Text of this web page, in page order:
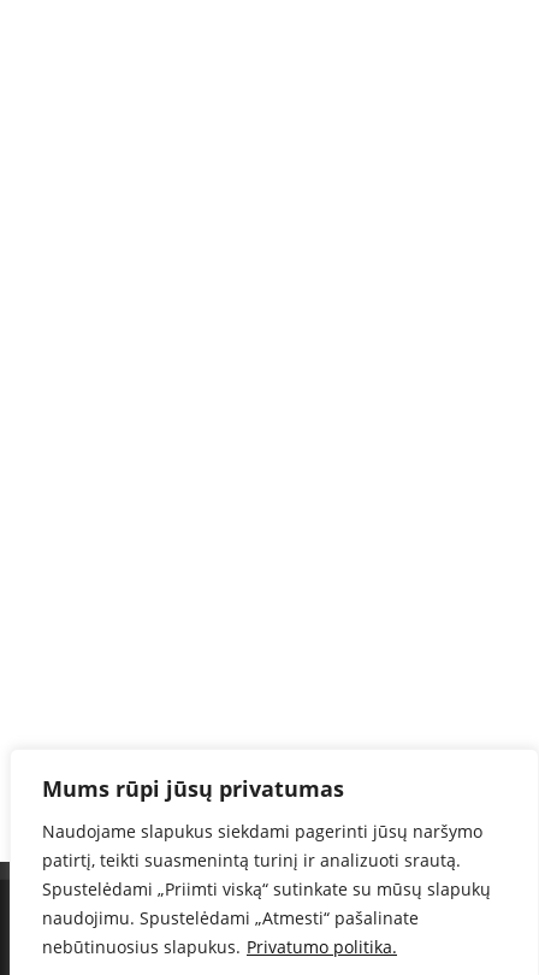
Mums rūpi jūsų privatumas
Naudojame slapukus siekdami pagerinti jūsų naršymo
patirtį, teikti suasmenintą turinį ir analizuoti srautą.
Spustelėdami „Priimti viską“ sutinkate su mūsų slapukų
naudojimu. Spustelėdami „Atmesti“ pašalinate
nebūtinuosius slapukus. Privatumo politika.
Informacija telefonu :+37060371806
Sunteka, MB